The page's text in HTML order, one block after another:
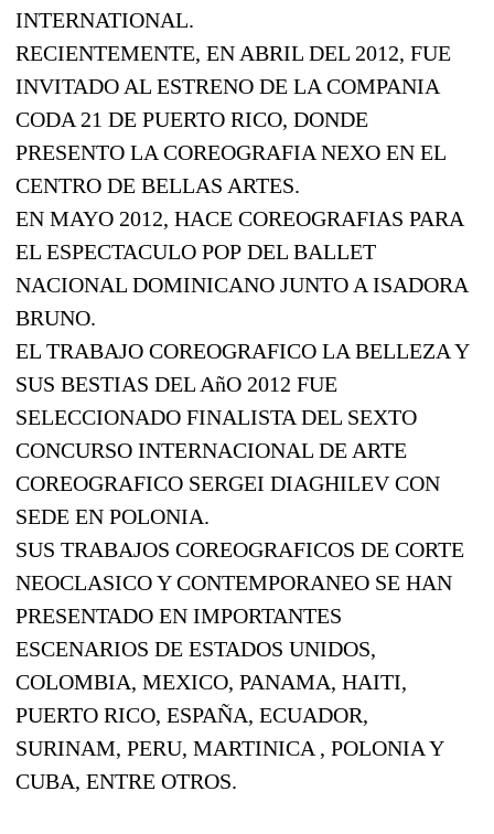
INTERNATIONAL.
RECIENTEMENTE, EN ABRIL DEL 2012, FUE
INVITADO AL ESTRENO DE LA COMPANIA
CODA 21 DE PUERTO RICO, DONDE
PRESENTO LA COREOGRAFIA NEXO EN EL
CENTRO DE BELLAS ARTES.
​EN MAYO 2012, HACE COREOGRAFIAS PARA
EL ESPECTACULO POP DEL BALLET
NACIONAL DOMINICANO JUNTO A ISADORA
BRUNO.
EL TRABAJO COREOGRAFICO LA BELLEZA Y
SUS BESTIAS DEL AñO 2012 FUE
SELECCIONADO FINALISTA DEL SEXTO
CONCURSO INTERNACIONAL DE ARTE
COREOGRAFICO SERGEI DIAGHILEV CON
SEDE EN POLONIA.
SUS TRABAJOS COREOGRAFICOS DE CORTE
NEOCLASICO Y CONTEMPORANEO SE HAN
PRESENTADO EN IMPORTANTES
ESCENARIOS DE ESTADOS UNIDOS,
COLOMBIA, MEXICO, PANAMA, HAITI,
PUERTO RICO, ESPAÑA, ECUADOR,
SURINAM, PERU, MARTINICA , POLONIA Y
CUBA, ENTRE OTROS.